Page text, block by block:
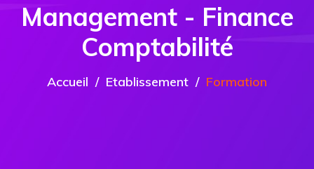
Management - Finance
Comptabilité
Accueil Etablissement Formation